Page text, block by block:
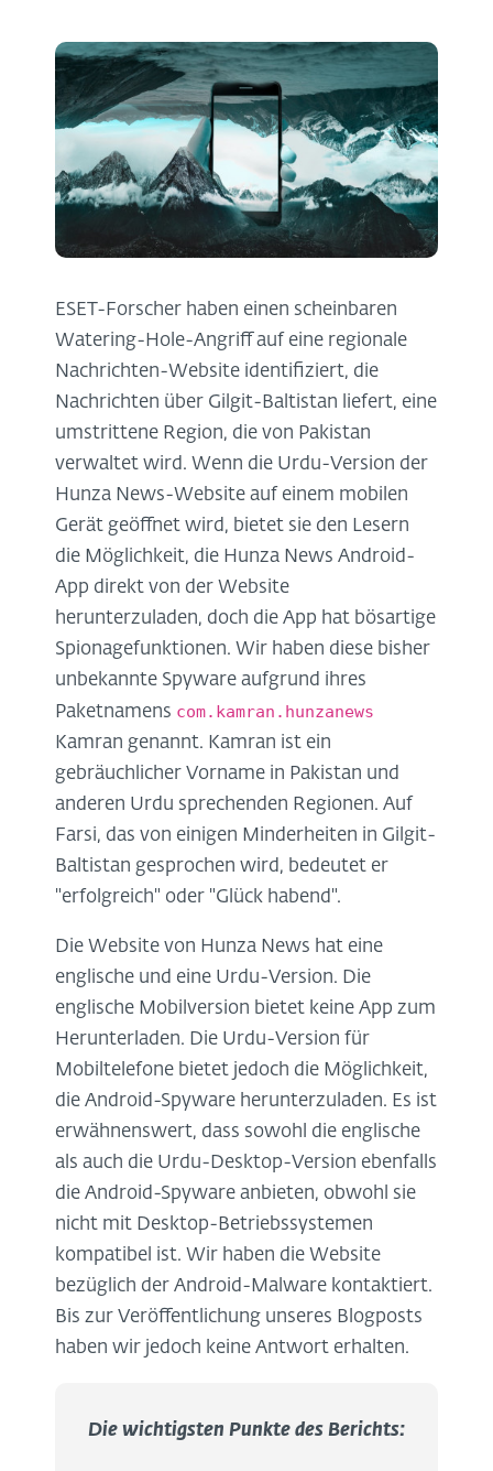
ESET-Forscher haben einen scheinbaren
Watering-Hole-Angriff auf eine regionale
Nachrichten-Website identifiziert, die
Nachrichten über Gilgit-Baltistan liefert, eine
umstrittene Region, die von Pakistan
verwaltet wird. Wenn die Urdu-Version der
Hunza News-Website auf einem mobilen
Gerät geöffnet wird, bietet sie den Lesern
die Möglichkeit, die Hunza News Android-
App direkt von der Website
herunterzuladen, doch die App hat bösartige
Spionagefunktionen. Wir haben diese bisher
unbekannte Spyware aufgrund ihres
Paketnamens com.kamran.hunzanews
Kamran genannt. Kamran ist ein
gebräuchlicher Vorname in Pakistan und
anderen Urdu sprechenden Regionen. Auf
Farsi, das von einigen Minderheiten in Gilgit-
Baltistan gesprochen wird, bedeutet er
"erfolgreich" oder "Glück habend".
Die Website von Hunza News hat eine
englische und eine Urdu-Version. Die
englische Mobilversion bietet keine App zum
Herunterladen. Die Urdu-Version für
Mobiltelefone bietet jedoch die Möglichkeit,
die Android-Spyware herunterzuladen. Es ist
erwähnenswert, dass sowohl die englische
als auch die Urdu-Desktop-Version ebenfalls
die Android-Spyware anbieten, obwohl sie
nicht mit Desktop-Betriebssystemen
kompatibel ist. Wir haben die Website
bezüglich der Android-Malware kontaktiert.
Bis zur Veröffentlichung unseres Blogposts
haben wir jedoch keine Antwort erhalten.
Die wichtigsten Punkte des Berichts: